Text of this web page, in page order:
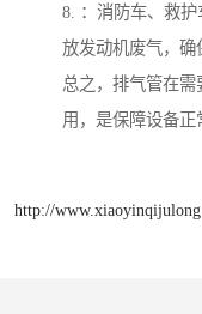
8. ：消防车、救
放发动机废气，确
总之，排气管在
用，是保障设备正
http://